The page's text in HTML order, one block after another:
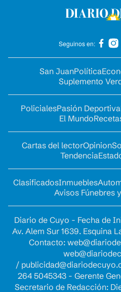
Seguinos en:
San JuanPolítica
Suplemento
PolicialesPasión Deportiva
El Mundo
Cartas del lectorOpinion
Tendencia
ClasificadosInmuebles
Avisos Fúnebres
Diario de Cuyo - Fecha de
Av. Alem Sur 1639. Esquina
Contacto:
/
264 5045343 - Gerente
Secretario de Redacción: